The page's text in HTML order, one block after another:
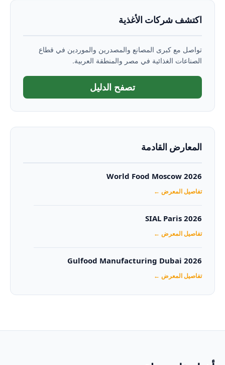
اكتشف شركات الأغذية
تواصل مع كبرى المصانع والمصدرين والموردين في قطاع
الصناعات الغذائية في مصر والمنطقة العربية.
تصفح الدليل
المعارض القادمة
World Food Moscow 2026
تفاصيل المعرض ←
SIAL Paris 2026
تفاصيل المعرض ←
Gulfood Manufacturing Dubai 2026‏
تفاصيل المعرض ←